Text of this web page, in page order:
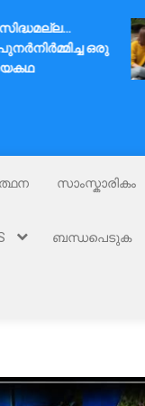
ഒരു
സാംസ്കാരികം
ബന്ധപെടുക